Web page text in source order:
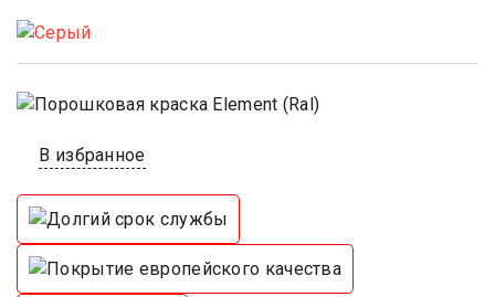
В избранное